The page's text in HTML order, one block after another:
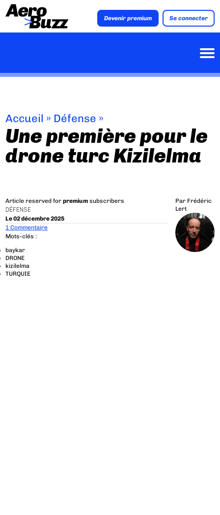
Devenir premium Se connecter
Accueil » Défense »
Une première pour le
drone turc Kizilelma
Article reserved forpremium subscribers
DÉFENSE
Le 02 décembre 2025
Par Frédéric
Lert
1 Commentaire
Mots-clés :
baykar
DRONE
kizilelma
TURQUIE